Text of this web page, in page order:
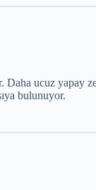
ucuz yapay
bulunuyor.